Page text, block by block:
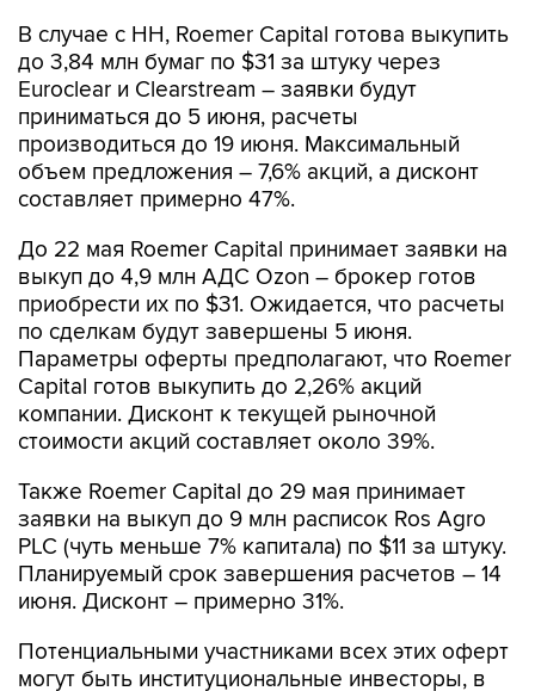
В случае с HH, Roemer Capital готова выкупить
до 3,84 млн бумаг по $31 за штуку через
Euroclear и Clearstream – заявки будут
приниматься до 5 июня, расчеты
производиться до 19 июня. Максимальный
объем предложения – 7,6% акций, а дисконт
составляет примерно 47%.
До 22 мая Roemer Capital принимает заявки на
выкуп до 4,9 млн АДС Ozon – брокер готов
приобрести их по $31. Ожидается, что расчеты
по сделкам будут завершены 5 июня.
Параметры оферты предполагают, что Roemer
Capital готов выкупить до 2,26% акций
компании. Дисконт к текущей рыночной
стоимости акций составляет около 39%.
Также Roemer Capital до 29 мая принимает
заявки на выкуп до 9 млн расписок Ros Agro
PLC (чуть меньше 7% капитала) по $11 за штуку.
Планируемый срок завершения расчетов – 14
июня. Дисконт – примерно 31%.
Потенциальными участниками всех этих оферт
могут быть институциональные инвесторы, в